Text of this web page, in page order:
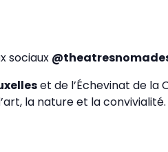
sociaux
et de l’Échevinat de la
la nature et la convivialité.